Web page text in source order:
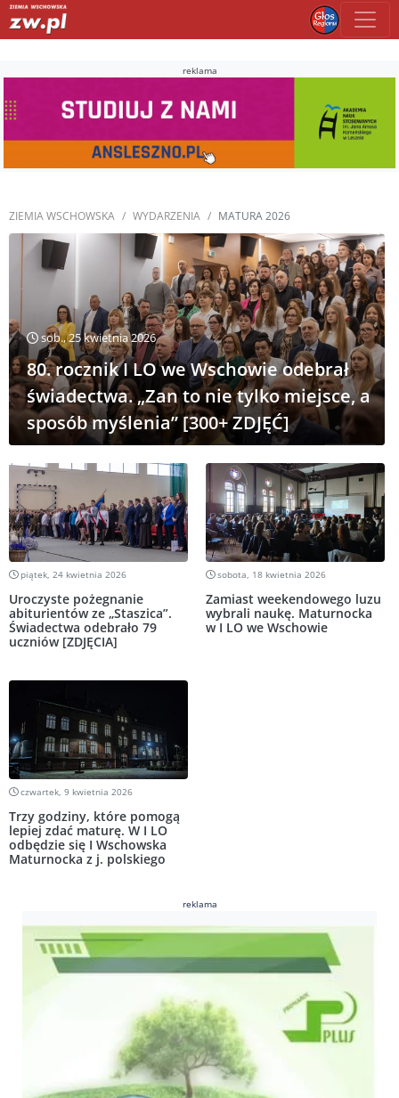
reklama
ZIEMIA WSCHOWSKA WYDARZENIA MATURA 2026
sob., 25 kwietnia 2026
80. rocznik I LO we Wschowie odebrał
świadectwa. „Zan to nie tylko miejsce, a
sposób myślenia” [300+ ZDJĘĆ]
piątek, 24 kwietnia 2026
Uroczyste pożegnanie
abiturientów ze „Staszica”.
Świadectwa odebrało 79
uczniów [ZDJĘCIA]
sobota, 18 kwietnia 2026
Zamiast weekendowego luzu
wybrali naukę. Maturnocka
w I LO we Wschowie
czwartek, 9 kwietnia 2026
Trzy godziny, które pomogą
lepiej zdać maturę. W I LO
odbędzie się I Wschowska
Maturnocka z j. polskiego
reklama